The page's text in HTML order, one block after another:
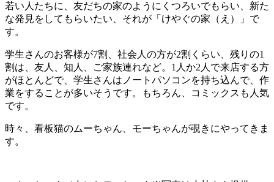
若い人たちに、友だちの家のようにくつろいでもらい、新た
な発見をしてもらいたい、それが「けやぐの家（え）」で
す。
学生さんのお客様が7割、社会人の方が2割くらい、残りの1
割は、友人、知人、ご家族連れなど。1人か2人で来店する方
がほとんどで、学生さんはノートパソコンを持ち込んで、作
業をすることが多いそうです。もちろん、コミックスも人気
です。
時々、看板猫のムーちゃん、モーちゃんが覗きにやってきま
す。